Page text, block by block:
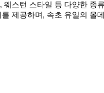
스턴 스타일 등 다양한 종
제공하며, 속초 유일의